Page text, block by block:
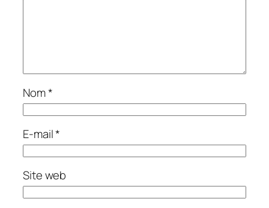
Nom*
E-mail*
Site web